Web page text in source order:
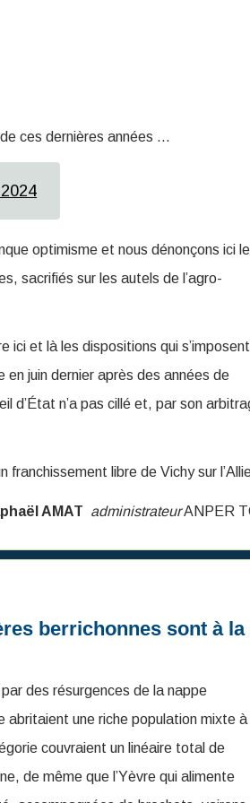
ces dernières années …
optimisme et nous dénonçons ici le
sacrifiés sur les autels de l’agro-
ici et là les dispositions qui
en juin dernier après des années de
d’État n’a pas cillé et, par son
franchissement libre de Vichy sur
AMAT administrateurANPER
berrichonnes sont à la
des résurgences de la nappe
abritaient une riche population mixte à
couvraient un linéaire total de
de même que l’Yèvre qui alimente